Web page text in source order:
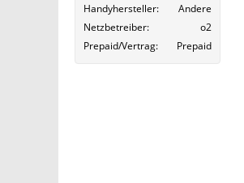
Handyhersteller
Andere
Netzbetreiber
o2
Prepaid/Vertrag
Prepaid